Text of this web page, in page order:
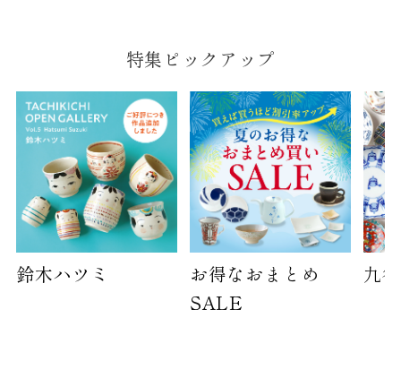
特集ピックアップ
鈴木ハツミ
お得なおまとめ
SALE
九